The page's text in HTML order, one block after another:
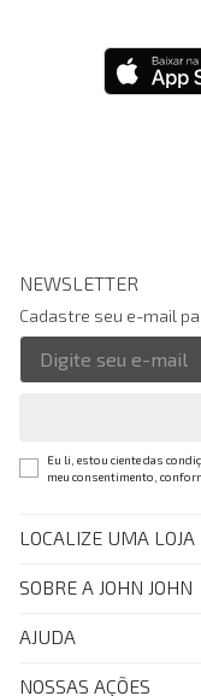
NEWSLETTER
Cadastre seu e-mail
Eu li, estou ciente das
meu consentimento,
LOCALIZE UMA LOJA
SOBRE A JOHN JOHN
Quem Somos
AJUDA
FAQ
NOSSAS AÇÕES